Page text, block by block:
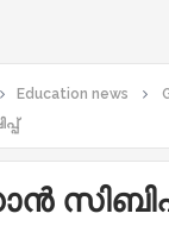
Education news